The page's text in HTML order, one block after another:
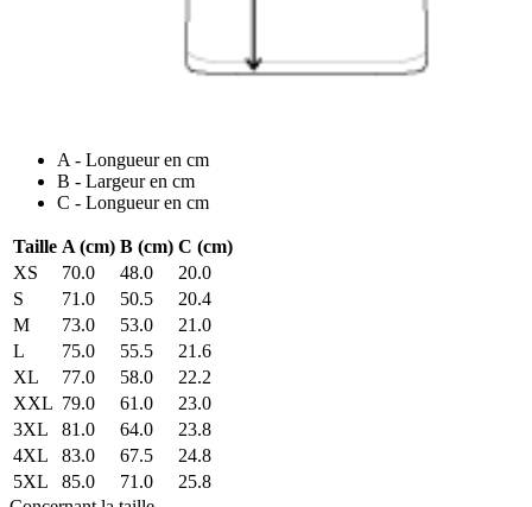
A - Longueur en cm
B - Largeur en cm
C - Longueur en cm
Taille A (cm) B (cm) C (cm)
XS
70.0 48.0
20.0
S
71.0 50.5
20.4
M
73.0 53.0
21.0
L
75.0 55.5
21.6
XL
77.0 58.0
22.2
XXL 79.0 61.0
23.0
3XL
81.0 64.0
23.8
4XL
83.0 67.5
24.8
5XL
85.0 71.0
25.8